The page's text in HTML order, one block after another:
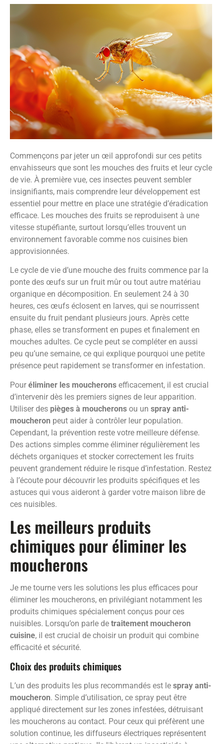
Commençons par jeter un œil approfondi sur ces petits
envahisseurs que sont les mouches des fruits et leur cycle
de vie. À première vue, ces insectes peuvent sembler
insignifiants, mais comprendre leur développement est
essentiel pour mettre en place une stratégie d’éradication
efficace. Les mouches des fruits se reproduisent à une
vitesse stupéfiante, surtout lorsqu’elles trouvent un
environnement favorable comme nos cuisines bien
approvisionnées.
Le cycle de vie d’une mouche des fruits commence par la
ponte des œufs sur un fruit mûr ou tout autre matériau
organique en décomposition. En seulement 24 à 30
heures, ces œufs éclosent en larves, qui se nourrissent
ensuite du fruit pendant plusieurs jours. Après cette
phase, elles se transforment en pupes et finalement en
mouches adultes. Ce cycle peut se compléter en aussi
peu qu’une semaine, ce qui explique pourquoi une petite
présence peut rapidement se transformer en infestation.
Pour éliminer les moucherons efficacement, il est crucial
d’intervenir dès les premiers signes de leur apparition.
Utiliser des pièges à moucherons ou un spray anti-
moucheron peut aider à contrôler leur population.
Cependant, la prévention reste votre meilleure défense.
Des actions simples comme éliminer régulièrement les
déchets organiques et stocker correctement les fruits
peuvent grandement réduire le risque d’infestation. Restez
à l’écoute pour découvrir les produits spécifiques et les
astuces qui vous aideront à garder votre maison libre de
ces nuisibles.
Les meilleurs produits
chimiques pour éliminer les
moucherons
Je me tourne vers les solutions les plus efficaces pour
éliminer les moucherons, en privilégiant notamment les
produits chimiques spécialement conçus pour ces
nuisibles. Lorsqu’on parle de traitement moucheron
cuisine, il est crucial de choisir un produit qui combine
efficacité et sécurité.
Choix des produits chimiques
L’un des produits les plus recommandés est le spray anti-
moucheron. Simple d’utilisation, ce spray peut être
appliqué directement sur les zones infestées, détruisant
les moucherons au contact. Pour ceux qui préfèrent une
solution continue, les diffuseurs électriques représentent